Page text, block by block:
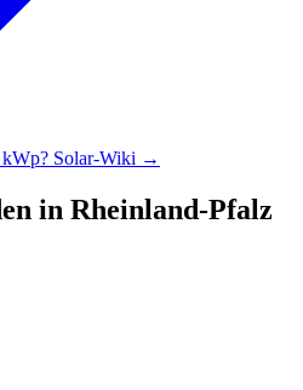
kWp? Solar-Wiki →
in Rheinland-Pfalz